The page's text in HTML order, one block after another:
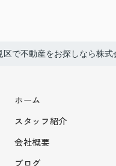
区で不動産をお探しなら株式
ホーム
スタッフ紹介
会社概要
ブログ